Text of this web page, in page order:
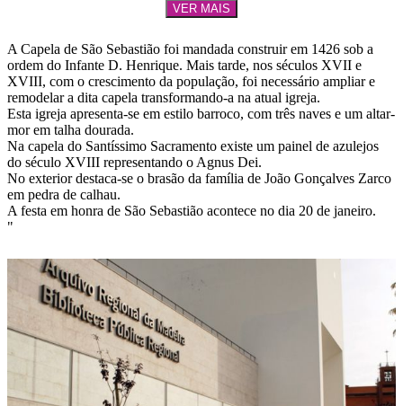
VER MAIS
A Capela de São Sebastião foi mandada construir em 1426 sob a
ordem do Infante D. Henrique. Mais tarde, nos séculos XVII e
XVIII, com o crescimento da população, foi necessário ampliar e
remodelar a dita capela transformando-a na atual igreja.
Esta igreja apresenta-se em estilo barroco, com três naves e um altar-
mor em talha dourada.
Na capela do Santíssimo Sacramento existe um painel de azulejos
do século XVIII representando o Agnus Dei.
No exterior destaca-se o brasão da família de João Gonçalves Zarco
em pedra de calhau.
A festa em honra de São Sebastião acontece no dia 20 de janeiro.
"